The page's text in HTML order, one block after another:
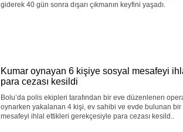
giderek 40 gün sonra dışarı çıkmanın keyfini yaşadı.
Kumar oynayan 6 kişiye sosyal mesafeyi
para cezası kesildi
Bolu’da polis ekipleri tarafından bir eve düzenlenen
oynarken yakalanan 4 kişi, ev sahibi ve evde bulunan bir
mesafeyi ihlal ettikleri gerekçesiyle para cezası kesild..